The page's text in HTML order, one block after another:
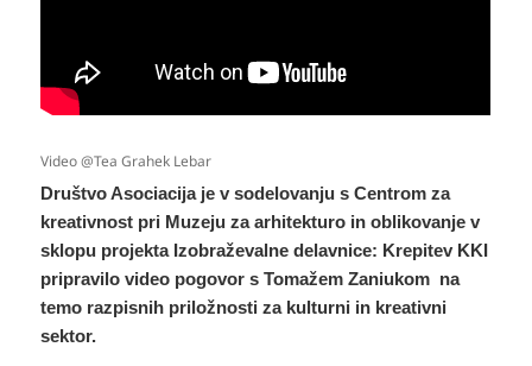
Video @Tea Grahek Lebar
Društvo Asociacija je v sodelovanju s Centrom za
kreativnost pri Muzeju za arhitekturo in oblikovanje v
sklopu projekta Izobraževalne delavnice: Krepitev KKI
pripravilo video pogovor s Tomažem Zaniukom na
temo razpisnih priložnosti za kulturni in kreativni
sektor.